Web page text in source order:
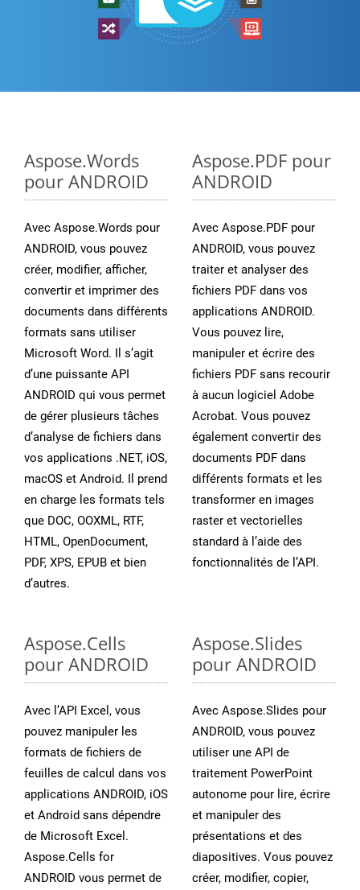
Aspose.Words
pour ANDROID
Avec Aspose.Words pour
ANDROID, vous pouvez
créer, modifier, afficher,
convertir et imprimer des
documents dans différents
formats sans utiliser
Microsoft Word. Il s’agit
d’une puissante API
ANDROID qui vous permet
de gérer plusieurs tâches
d’analyse de fichiers dans
vos applications .NET, iOS,
macOS et Android. Il prend
en charge les formats tels
que DOC, OOXML, RTF,
HTML, OpenDocument,
PDF, XPS, EPUB et bien
d’autres.
Aspose.PDF pour
ANDROID
Avec Aspose.PDF pour
ANDROID, vous pouvez
traiter et analyser des
fichiers PDF dans vos
applications ANDROID.
Vous pouvez lire,
manipuler et écrire des
fichiers PDF sans recourir
à aucun logiciel Adobe
Acrobat. Vous pouvez
également convertir des
documents PDF dans
différents formats et les
transformer en images
raster et vectorielles
standard à l’aide des
fonctionnalités de l’API.
Aspose.Cells
pour ANDROID
Avec l’API Excel, vous
pouvez manipuler les
formats de fichiers de
feuilles de calcul dans vos
applications ANDROID, iOS
et Android sans dépendre
de Microsoft Excel.
Aspose.Cells for
ANDROID vous permet de
Aspose.Slides
pour ANDROID
Avec Aspose.Slides pour
ANDROID, vous pouvez
utiliser une API de
traitement PowerPoint
autonome pour lire, écrire
et manipuler des
présentations et des
diapositives. Vous pouvez
créer, modifier, copier,